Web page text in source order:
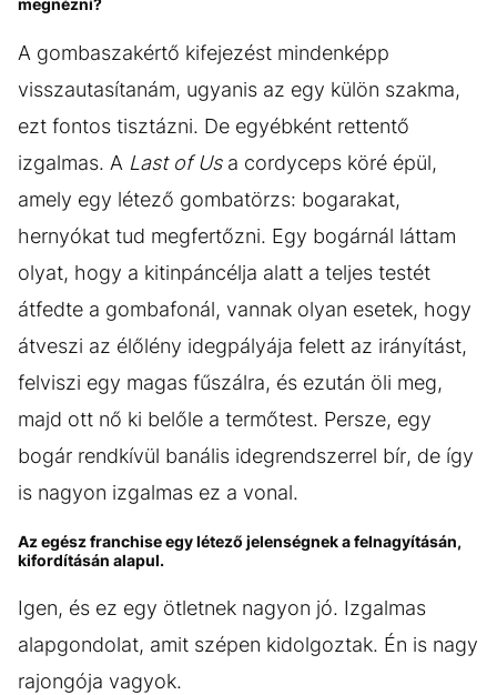
megnézni?
A gombaszakértő kifejezést mindenképp
visszautasítanám, ugyanis az egy külön szakma,
ezt fontos tisztázni. De egyébként rettentő
izgalmas. A Last of Usa cordyceps köré épül,
amely egy létező gombatörzs: bogarakat,
hernyókat tud megfertőzni. Egy bogárnál láttam
olyat, hogy a kitinpáncélja alatt a teljes testét
átfedte a gombafonál, vannak olyan esetek, hogy
átveszi az élőlény idegpályája felett az irányítást,
felviszi egy magas fűszálra, és ezután öli meg,
majd ott nő ki belőle a termőtest. Persze, egy
bogár rendkívül banális idegrendszerrel bír, de így
is nagyon izgalmas ez a vonal.
Az egész franchise egy létező jelenségnek a felnagyításán,
kifordításán alapul.
Igen, és ez egy ötletnek nagyon jó. Izgalmas
alapgondolat, amit szépen kidolgoztak. Én is nagy
rajongója vagyok.